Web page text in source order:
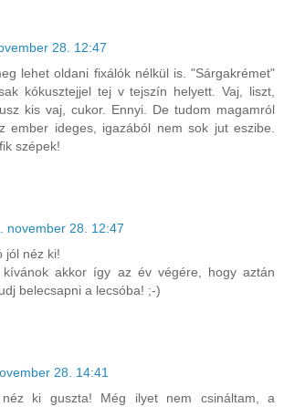
28. 12:47
lehet oldani fixálók nélkül is. "Sárgakrémet"
kókusztejjel tej v tejszín helyett. Vaj, liszt,
kis vaj, cukor. Ennyi. De tudom magamról
ember ideges, igazából nem sok jut eszibe.
szépek!
november 28. 12:47
jól néz ki!
kívánok akkor így az év végére, hogy aztán
belecsapni a lecsóba! ;-)
28. 14:41
ki guszta! Még ilyet nem csináltam, a